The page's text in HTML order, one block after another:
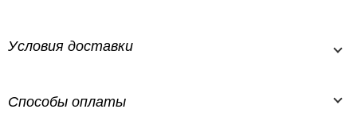
Условия доставки
Способы оплаты